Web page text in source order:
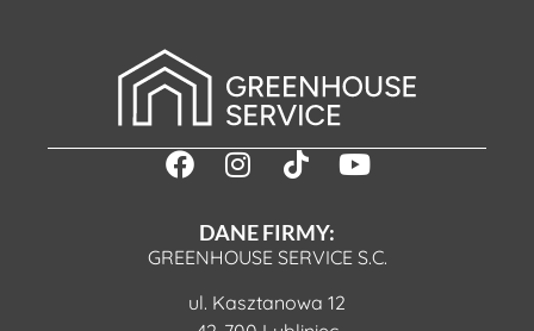
DANE FIRMY:
GREENHOUSE SERVICE S.C.
ul. Kasztanowa 12